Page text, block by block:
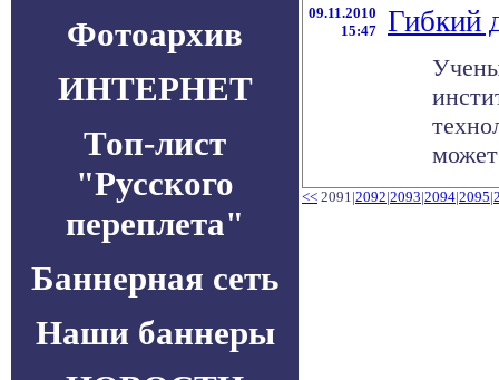
Фотоархив
ИНТЕРНЕТ
Топ-лист
"Русского
переплета"
Баннерная сеть
Наши баннеры
09.11.2010
15:47
Гибкий
<< 2091|2092|2093|2094|2095|